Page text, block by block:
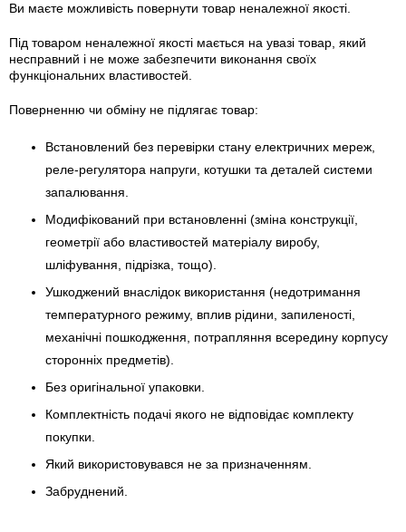
Ви маєте можливість повернути товар неналежної якості.
Під товаром неналежної якості мається на увазі товар, який
несправний і не може забезпечити виконання своїх
функціональних властивостей.
Поверненню чи обміну не підлягає товар:
Встановлений без перевірки стану електричних мереж,
реле-регулято­ра напруги, котушки та деталей системи
запалювання.
Модифікований при встановленні (зміна конструкції,
геометрії або властивостей матеріалу виробу,
шліфування, підрізка, тощо).
Ушкоджений внаслідок використання (недотримання
температурного режиму, вплив рідини, запиленості,
механічні пошкодження, потрапляння всередину корпусу
сторонніх предметів).
Без оригінальної упаковки.
Комплектність подачі якого не відповідає комплекту
покупки.
Який використовувався не за призначенням.
Забруднений.